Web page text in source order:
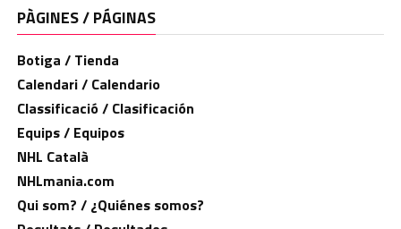
PÀGINES / PÁGINAS
Botiga / Tienda
Calendari / Calendario
Classificació / Clasificación
Equips / Equipos
NHL Català
NHLmania.com
Qui som? / ¿Quiénes somos?